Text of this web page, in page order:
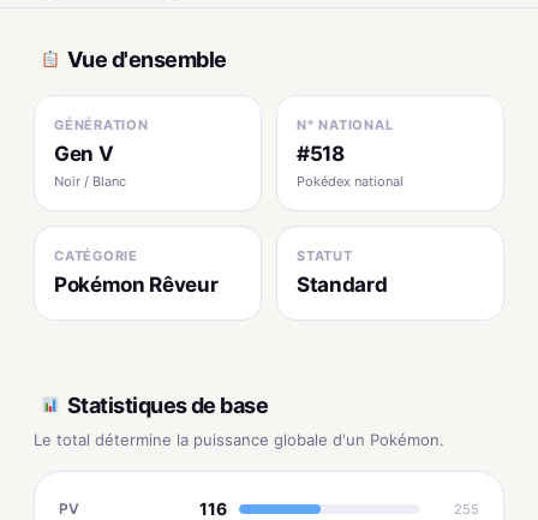
Vue d'ensemble
GÉNÉRATION
Gen V
Noir / Blanc
N° NATIONAL
#518
Pokédex national
CATÉGORIE
Pokémon Rêveur
STATUT
Standard
Statistiques de base
Le total détermine la puissance globale d'un Pokémon.
PV 116 255